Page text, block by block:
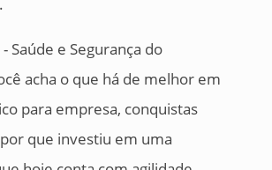
Saúde e Segurança do
acha o que há de melhor em
para empresa, conquistas
que investiu em uma